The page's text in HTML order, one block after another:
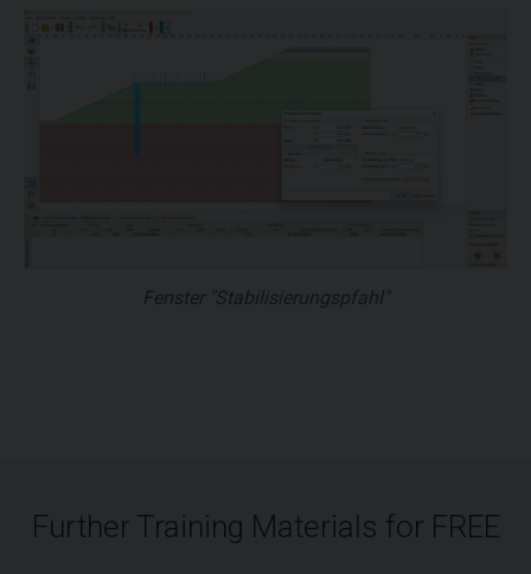
Fenster "Stabilisierungspfahl"
Further Training Materials for FREE